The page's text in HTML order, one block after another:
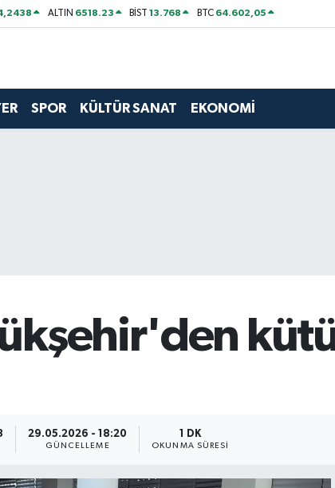
ALTIN 6518.23 BİST13.768 BTC 64.602,05
SPOR KÜLTÜR SANAT EKONOMİ
29.05.2026 - 18:20
GÜNCELLEME
1 DK
OKUNMA SÜRESI